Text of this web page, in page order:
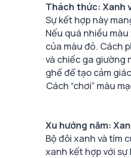
Thách thức: Xanh
Sự kết hợp này
Nếu quá nhiều
của màu đỏ. Cách
và chiếc ga giường
ghế để tạo cảm
Cách “chơi” màu
Xu hướng năm:
Bộ đôi xanh và tím
xanh kết hợp với